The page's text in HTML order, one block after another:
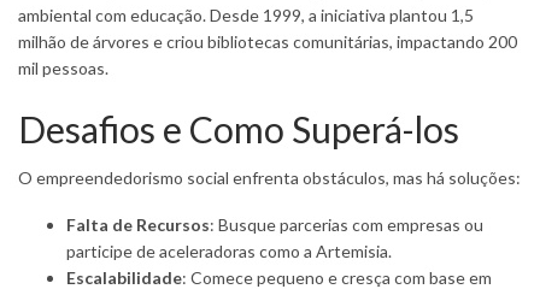
ambiental com educação. Desde 1999, a iniciativa plantou 1,5
milhão de árvores e criou bibliotecas comunitárias, impactando 200
mil pessoas.
Desafios e Como Superá-los
O empreendedorismo social enfrenta obstáculos, mas há soluções:
Falta de Recursos: Busque parcerias com empresas ou
participe de aceleradoras como a Artemisia.
Escalabilidade: Comece pequeno e cresça com base em